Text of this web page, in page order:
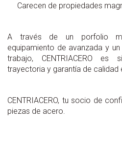
Carecen de propiedades
A través de un porfolio
equipamiento de avanzada y
trabajo, CENTRIACERO es
trayectoria y garantía de calidad
CENTRIACERO, tu socio de
piezas de acero.